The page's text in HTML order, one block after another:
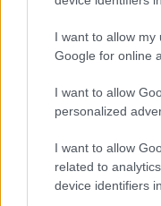
I want to allow
Google for online
I want to allow
personalized
I want to allow
related to
device identifiers
για ψευδή
πλαστογραφία με
120.000 ευρώ
το λευκό
μειωθεί η ποινή
της επέβαλε
αναστολή.